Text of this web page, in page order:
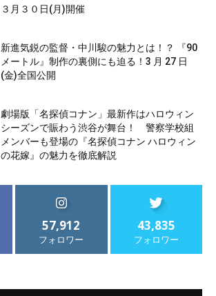
３月３０日(月)開催
新進気鋭の監督・中川駿の魅力とは！？ 『90
メートル』制作の裏側にも迫る！3 月 27 日
(金)全国公開
劇場版「名探偵コナン」最新作はハロウィン
シーズンで賑わう渋谷が舞台！ 警察学校組
メンバーも登場の『名探偵コナン ハロウィン
の花嫁』の魅力を徹底解説
57,912
フォロワー
43,835
フォロワー